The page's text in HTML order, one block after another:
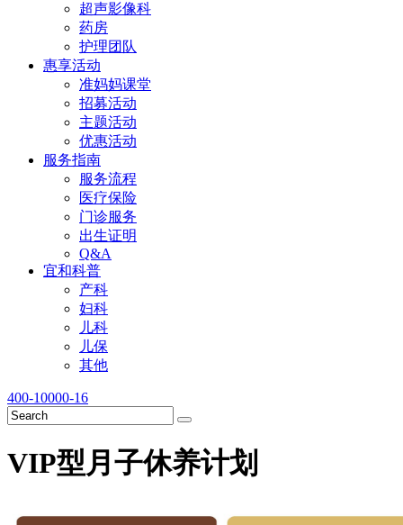
超声影像科
药房
护理团队
惠享活动
准妈妈课堂
招募活动
主题活动
优惠活动
服务指南
服务流程
医疗保险
门诊服务
出生证明
Q&A
宜和科普
产科
妇科
儿科
儿保
其他
400-10000-16
VIP型月子休养计划